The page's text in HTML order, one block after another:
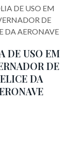
DE USO EM
DE
DA